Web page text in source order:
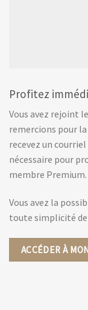
Profitez
Vous avez rejoint
remercions pour
recevez un
nécessaire pour
membre Premium.
Vous avez la
toute simplicité
ACCÉDER À